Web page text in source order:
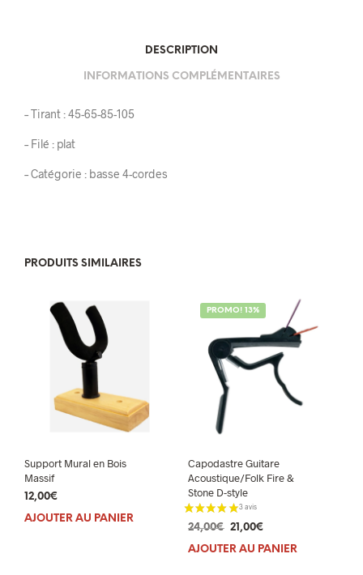
DESCRIPTION
INFORMATIONS COMPLÉMENTAIRES
– Tirant : 45-65-85-105
– Filé : plat
– Catégorie : basse 4-cordes
PRODUITS SIMILAIRES
Support Mural en Bois
Massif
12,00€
AJOUTER AU PANIER
PROMO! 13%
Capodastre Guitare
Acoustique/Folk Fire &
Stone D-style
24,00€ Le
prix
21,00€Le
prix
AJOUTER AU PANIER